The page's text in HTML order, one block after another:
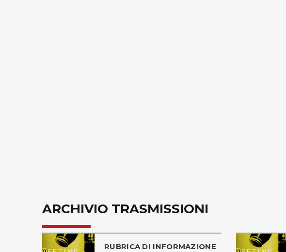
ARCHIVIO TRASMISSIONI
RUBRICA DI INFORMAZIONE